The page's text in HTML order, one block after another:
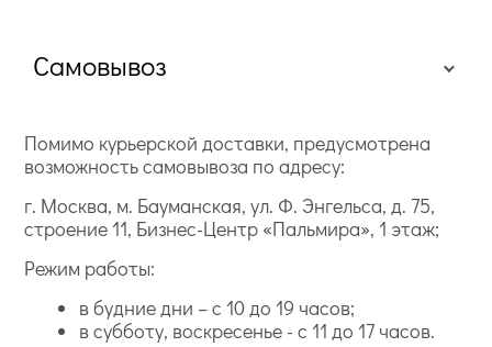
Самовывоз
Помимо курьерской доставки, предусмотрена
возможность самовывоза по адресу:
г. Москва, м. Бауманская, ул. Ф. Энгельса, д. 75,
строение 11, Бизнес-Центр «Пальмира», 1 этаж;
Режим работы:
в будние дни – с 10 до 19 часов;
в субботу, воскресенье - с 11 до 17 часов.